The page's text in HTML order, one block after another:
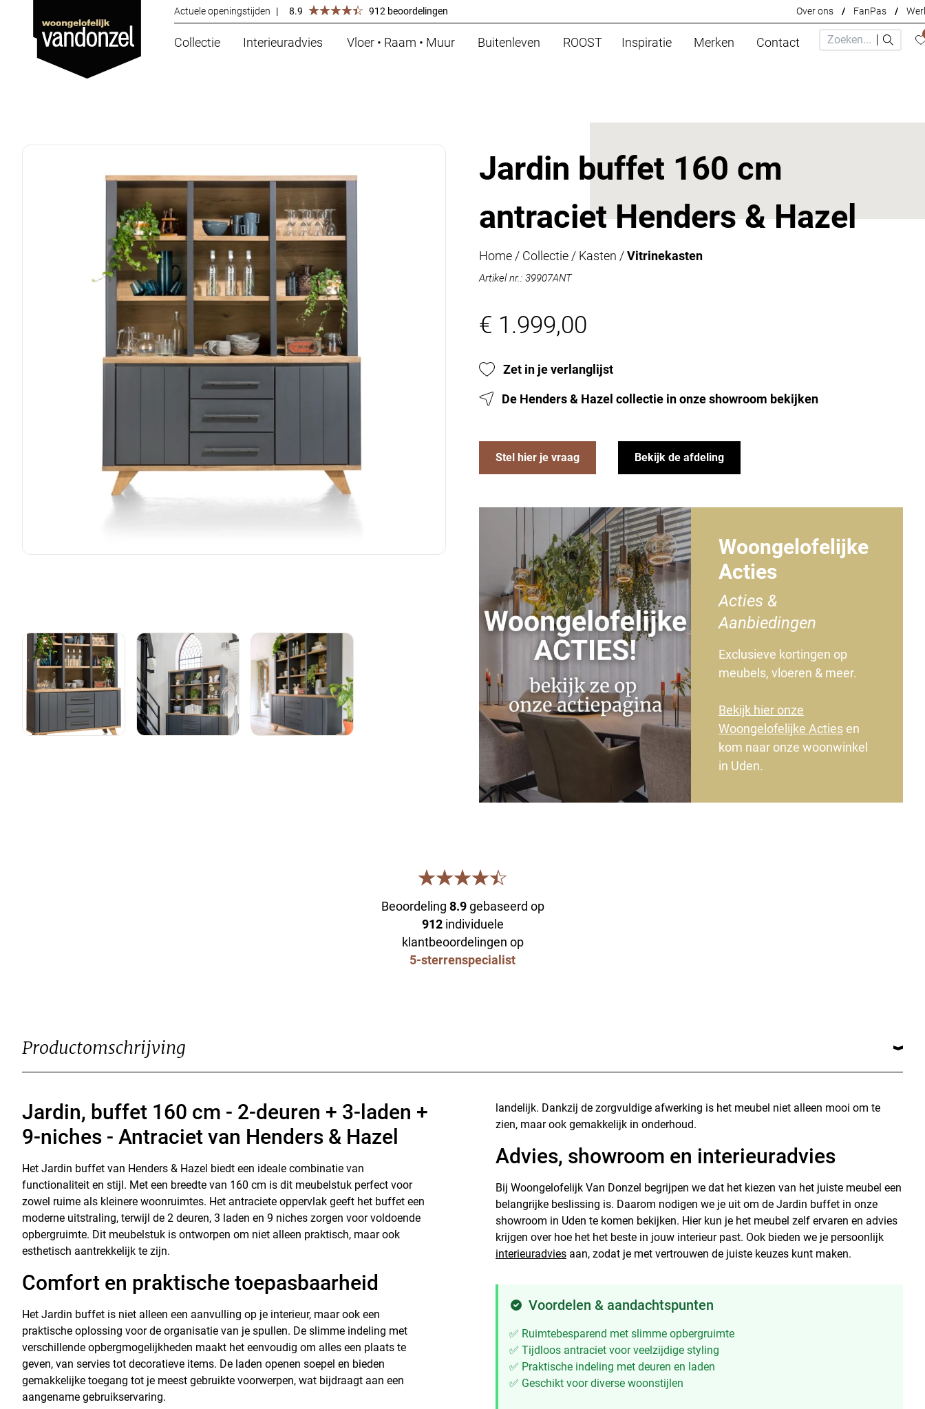
Actuele openingstijden | 8.9 912 beoordelingen Over ons / FanPas /
Collectie Interieuradvies Vloer • Raam • Muur Buitenleven ROOST Inspiratie Merken Contact
Jardin buffet 160 cm
antraciet Henders & Hazel
Home / Collectie / Kasten /Vitrinekasten
Artikel nr.: 39907ANT
€ 1.999,00
Zet in je verlanglijst
De Henders & Hazel collectie in onze showroom bekijken
Stel hier je vraag Bekijk de afdeling
Woongelofelijke
Acties
Acties &
Aanbiedingen
Exclusieve kortingen op
meubels, vloeren & meer.
Bekijk hier onze
Woongelofelijke Acties en
kom naar onze woonwinkel
in Uden.
Beoordeling 8.9gebaseerd op
912individuele
klantbeoordelingen op
5-sterrenspecialist
Productomschrijving
Jardin, buffet 160 cm - 2-deuren + 3-laden +
9-niches - Antraciet van Henders & Hazel
Het Jardin buffet van Henders & Hazel biedt een ideale combinatie van
functionaliteit en stijl. Met een breedte van 160 cm is dit meubelstuk perfect voor
zowel ruime als kleinere woonruimtes. Het antraciete oppervlak geeft het buffet een
moderne uitstraling, terwijl de 2 deuren, 3 laden en 9 niches zorgen voor voldoende
opbergruimte. Dit meubelstuk is ontworpen om niet alleen praktisch, maar ook
esthetisch aantrekkelijk te zijn.
Comfort en praktische toepasbaarheid
Het Jardin buffet is niet alleen een aanvulling op je interieur, maar ook een
praktische oplossing voor de organisatie van je spullen. De slimme indeling met
verschillende opbergmogelijkheden maakt het eenvoudig om alles een plaats te
geven, van servies tot decoratieve items. De laden openen soepel en bieden
gemakkelijke toegang tot je meest gebruikte voorwerpen, wat bijdraagt aan een
aangename gebruikservaring.
landelijk. Dankzij de zorgvuldige afwerking is het meubel niet alleen mooi om te
zien, maar ook gemakkelijk in onderhoud.
Advies, showroom en interieuradvies
Bij Woongelofelijk Van Donzel begrijpen we dat het kiezen van het juiste meubel een
belangrijke beslissing is. Daarom nodigen we je uit om de Jardin buffet in onze
showroom in Uden te komen bekijken. Hier kun je het meubel zelf ervaren en advies
krijgen over hoe het het beste in jouw interieur past. Ook bieden we je persoonlijk
interieuradvies aan, zodat je met vertrouwen de juiste keuzes kunt maken.
Voordelen & aandachtspunten
✅ Ruimtebesparend met slimme opbergruimte
✅ Tijdloos antraciet voor veelzijdige styling
✅ Praktische indeling met deuren en laden
✅ Geschikt voor diverse woonstijlen